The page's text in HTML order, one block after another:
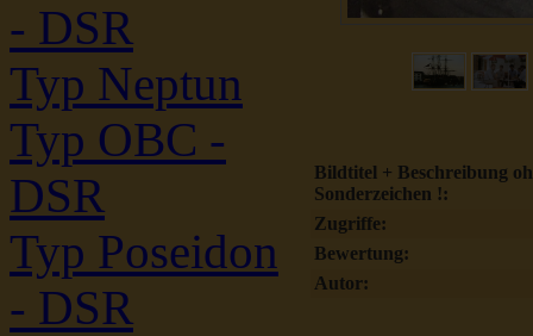
- DSR
Typ Neptun
Typ OBC -
DSR
Typ Poseidon
- DSR
Bildtitel + Beschreibung
Sonderzeichen !:
Zugriffe:
Bewertung:
Autor: